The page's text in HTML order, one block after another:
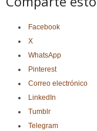
Facebook
X
WhatsApp
Pinterest
Correo electrónico
LinkedIn
Tumblr
Telegram